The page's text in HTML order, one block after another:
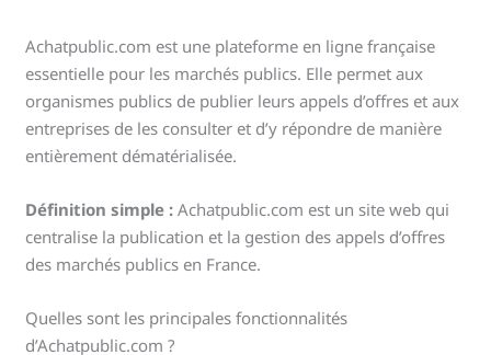
Achatpublic.com est une plateforme en ligne française
essentielle pour les marchés publics. Elle permet aux
organismes publics de publier leurs appels d’offres et aux
entreprises de les consulter et d’y répondre de manière
entièrement dématérialisée.
Définition simple : Achatpublic.com est un site web qui
centralise la publication et la gestion des appels d’offres
des marchés publics en France.
Quelles sont les principales fonctionnalités
d’Achatpublic.com ?